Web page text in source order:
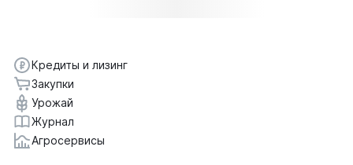
Кредиты и лизинг
Закупки
Урожай
Журнал
Агросервисы